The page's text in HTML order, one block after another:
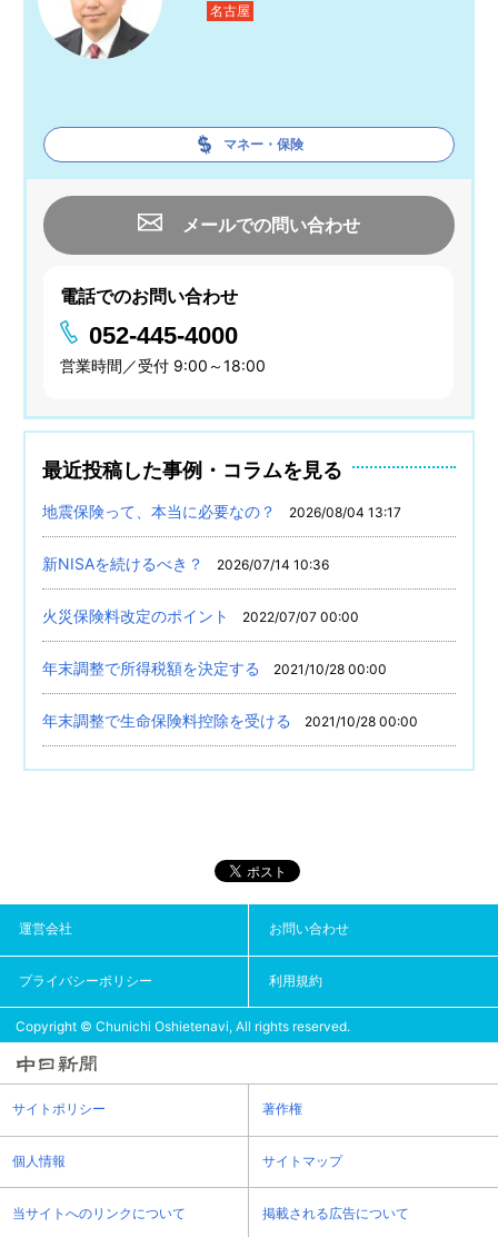
名古屋
マネー・保険
メールでの問い合わせ
電話でのお問い合わせ
052-445-4000
営業時間／受付 9:00～18:00
最近投稿した事例・コラムを見る
地震保険って、本当に必要なの？ 2026/08/04 13:17
新NISAを続けるべき？ 2026/07/14 10:36
火災保険料改定のポイント 2022/07/07 00:00
年末調整で所得税額を決定する 2021/10/28 00:00
年末調整で生命保険料控除を受ける 2021/10/28 00:00
運営会社 お問い合わせ
プライバシーポリシー 利用規約
Copyright © Chunichi Oshietenavi, All rights reserved.
サイトポリシー 著作権
個人情報 サイトマップ
当サイトへのリンクについて 掲載される広告について